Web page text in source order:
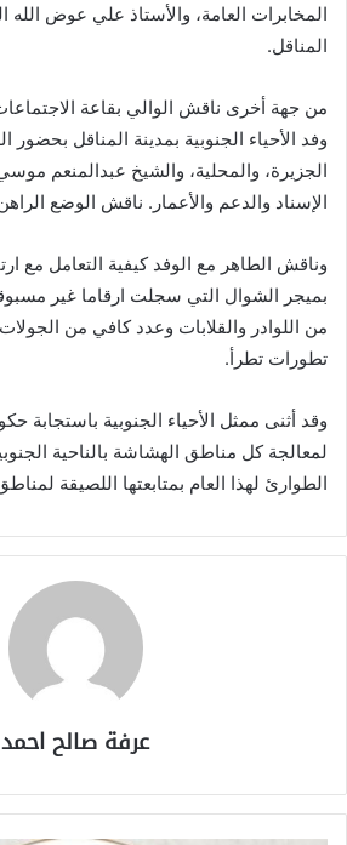
المخابرات العامة، والأستاذ علي عوض الله
المناقل.
من جهة أخرى ناقش الوالي بقاعة
وفد الأحياء الجنوبية بمدينة المناقل بحضور
الجزيرة، والمحلية، والشيخ عبدالمنعم
الإسناد والدعم والأعمار. ناقش الوضع
وناقش الطاهر مع الوفد كيفية التعامل مع
من اللوادر والقلابات وعدد كافي من
تطورات تطرأ.
وقد أثنى ممثل الأحياء الجنوبية باستجابة
لمعالجة كل مناطق الهشاشة بالناحية
الطوارئ لهذا العام بمتابعتها اللصيقة
عرفة صالح احمد